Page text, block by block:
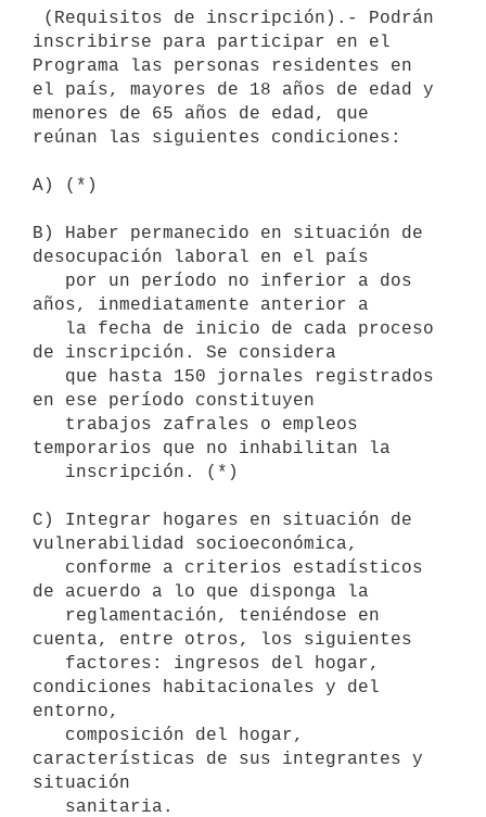
inscribirse para participar en el
Programa las personas residentes en
el país, mayores de 18 años de edad y
menores de 65 años de edad, que
reúnan las siguientes condiciones:
A) (*)
B) Haber permanecido en situación de
desocupación laboral en el país
años, inmediatamente anterior a
de inscripción. Se considera
en ese período constituyen
temporarios que no inhabilitan la
C) Integrar hogares en situación de
vulnerabilidad socioeconómica,
de acuerdo a lo que disponga la
cuenta, entre otros, los siguientes
condiciones habitacionales y del
entorno,
características de sus integrantes y
situación